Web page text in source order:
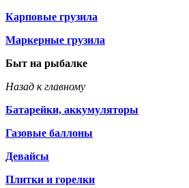
Карповые грузила
Маркерные грузила
Быт на рыбалке
Назад к главному
Батарейки, аккумуляторы
Газовые баллоны
Девайсы
Плитки и горелки